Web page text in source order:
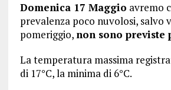
Domenica 17 Maggio avremo
prevalenza poco nuvolosi, salvo
pomeriggio, non sono previste
La temperatura massima
di 17°C, la minima di 6°C.